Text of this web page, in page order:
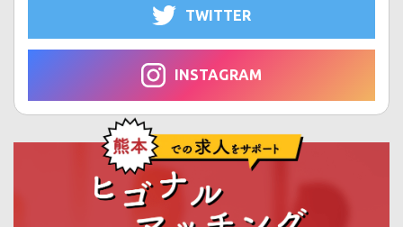
TWITTER
INSTAGRAM